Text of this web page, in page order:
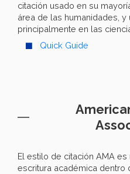
citación usado en su
área de las humanidades,
principalmente en las
Quick Guide
El estilo de citación AMA
escritura académica dentro